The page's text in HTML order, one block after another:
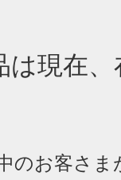
は現在
のお客さ